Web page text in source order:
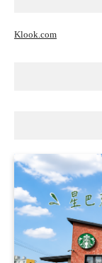
Klook.com